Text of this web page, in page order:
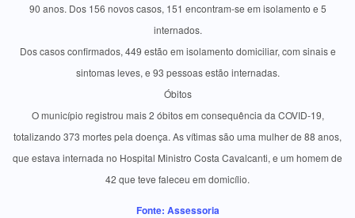
90 anos. Dos 156 novos casos, 151 encontram-se em isolamento e 5
internados.
Dos casos confirmados, 449 estão em isolamento domiciliar, com sinais e
sintomas leves, e 93 pessoas estão internadas.
Óbitos
O município registrou mais 2 óbitos em consequência da COVID-19,
totalizando 373 mortes pela doença. As vítimas são uma mulher de 88 anos,
que estava internada no Hospital Ministro Costa Cavalcanti, e um homem de
42 que teve faleceu em domicílio.
Fonte: Assessoria